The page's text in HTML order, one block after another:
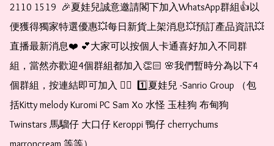
2110 1519  🎉夏娃兒誠意邀請閣下加入WhatsApp群組👍以
便獲得獨家特選優惠💥每日新貨上架消息💥預訂產品資訊💥
直播最新消息❤️ 💕大家可以按個人卡通喜好加入不同群
組，當然亦歡迎4個群組都加入👏🏻 🌸我們暫時分為以下4
個群組，按連結即可加入 👇🏻  1️⃣夏娃兒 -Sanrio Group （包
括Kitty melody Kuromi PC Sam Xo 水怪 玉桂狗 布甸狗
Twinstars 馬騮仔 大口仔 Keroppi 鴨仔 cherrychums